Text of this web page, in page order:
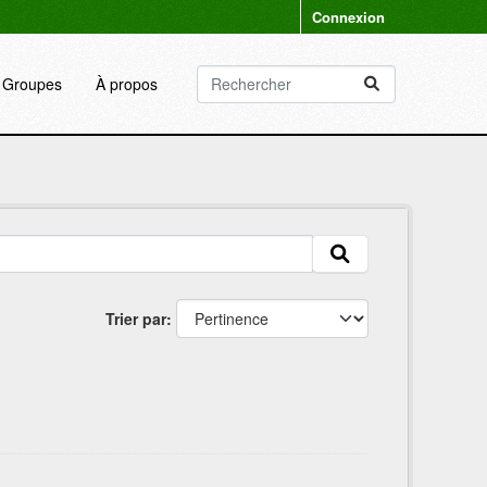
Connexion
Groupes À propos
Trier par